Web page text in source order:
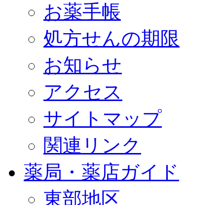
お薬手帳
処方せんの期限
お知らせ
アクセス
サイトマップ
関連リンク
薬局・薬店ガイド
東部地区